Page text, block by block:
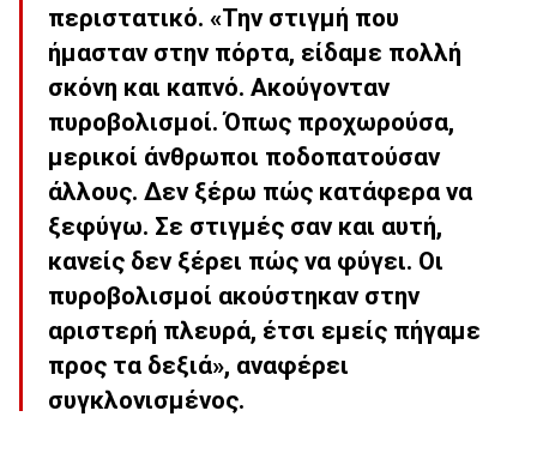
περιστατικό. «Την στιγμή που
ήμασταν στην πόρτα, είδαμε πολλή
σκόνη και καπνό. Ακούγονταν
πυροβολισμοί. Όπως προχωρούσα,
μερικοί άνθρωποι ποδοπατούσαν
άλλους. Δεν ξέρω πώς κατάφερα να
ξεφύγω. Σε στιγμές σαν και αυτή,
κανείς δεν ξέρει πώς να φύγει. Οι
πυροβολισμοί ακούστηκαν στην
αριστερή πλευρά, έτσι εμείς πήγαμε
προς τα δεξιά», αναφέρει
συγκλονισμένος.